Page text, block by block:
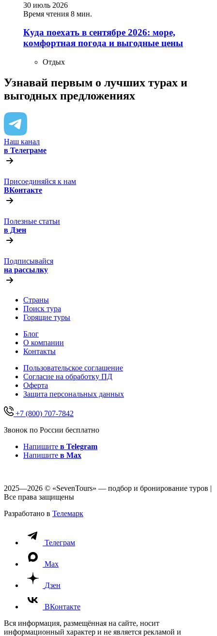
30 июль 2026
Время чтения 8 мин.
Куда поехать в сентябре 2026: море,
комфортная погода и выгодные цены
Отдых
Узнавай первым о лучших турах и
выгодных предложениях
Наш канал
в Телеграме
Присоединяйся к нам
ВКонтакте
Полезные статьи
в Дзен
Подписывайся
на рассылку
Страны
Поиск тура
Горящие туры
Блог
О компании
Контакты
Пользовательское соглашение
Согласие на обработку ПД
Оферта
Защитa персональных данных
+7 (800) 707-7842
Звонок по России бесплатно
Напишите в Telegram
Напишите в Max
2025—2026 © «SevenTours» — подбор и бронирование туров |
Все права защищены
Разработано в Телемарк
Телеграм
Max
Дзен
ВКонтакте
Вся информация, размещённая на сайте, носит
информационный характер и не является рекламой и